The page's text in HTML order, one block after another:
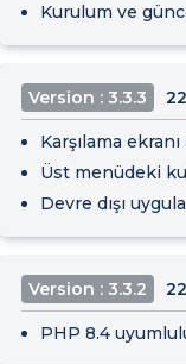
Kurulum ve
Version : 3.3.3
Karşılama
Üst menüdeki
Devre dışı
Version : 3.3.2
PHP 8.4